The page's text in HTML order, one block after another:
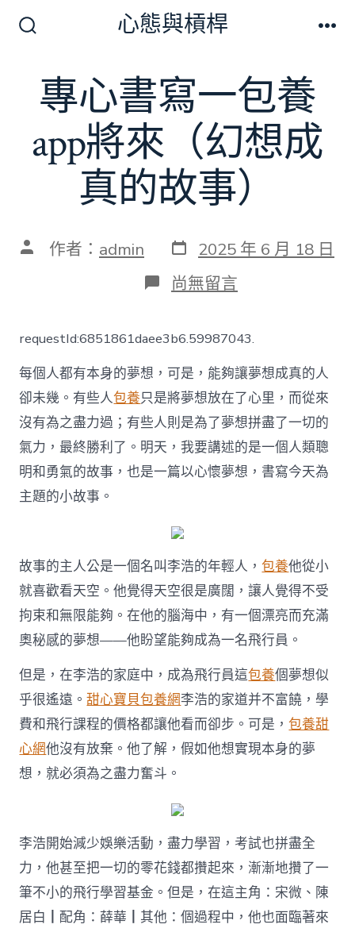
切
換
開
心態與槓桿
專心書寫一包養
app將來（幻想成
真的故事）
文 作者： admin 發
表
日
期
2025 年 6 月 18 日
在
〈專
書
寫
一
包
養
app
將
來
（幻
想
的
故
中
尚無留言
requestId:6851861daee3b6.59987043.
每個人都有本身的夢想，可是，能夠讓夢想成真的人
卻未幾。有些人包養只是將夢想放在了心里，而從來
沒有為之盡力過；有些人則是為了夢想拼盡了一切的
氣力，最終勝利了。明天，我要講述的是一個人類聰
明和勇氣的故事，也是一篇以心懷夢想，書寫今天為
主題的小故事。
故事的主人公是一個名叫李浩的年輕人，包養他從小
就喜歡看天空。他覺得天空很是廣闊，讓人覺得不受
拘束和無限能夠。在他的腦海中，有一個漂亮而充滿
奧秘感的夢想——他盼望能夠成為一名飛行員。
但是，在李浩的家庭中，成為飛行員這包養個夢想似
乎很遙遠。甜心寶貝包養網李浩的家道并不富饒，學
費和飛行課程的價格都讓他看而卻步。可是，包養甜
心網他沒有放棄。他了解，假如他想實現本身的夢
想，就必須為之盡力奮斗。
李浩開始減少娛樂活動，盡力學習，考試也拼盡全
力，他甚至把一切的零花錢都攢起來，漸漸地攢了一
筆不小的飛行學習基金。但是，在這主角：宋微、陳
居白┃配角：薛華┃其他：個過程中，他也面臨著來